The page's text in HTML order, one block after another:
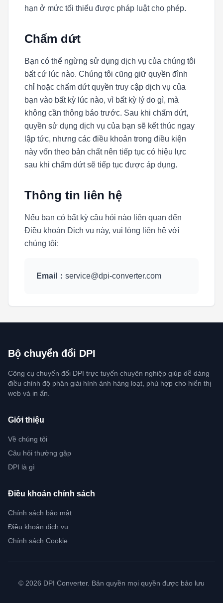
hạn ở mức tối thiểu được pháp luật cho phép.
Chấm dứt
Bạn có thể ngừng sử dụng dịch vụ của chúng tôi
bất cứ lúc nào. Chúng tôi cũng giữ quyền đình
chỉ hoặc chấm dứt quyền truy cập dịch vụ của
bạn vào bất kỳ lúc nào, vì bất kỳ lý do gì, mà
không cần thông báo trước. Sau khi chấm dứt,
quyền sử dụng dịch vụ của bạn sẽ kết thúc ngay
lập tức, nhưng các điều khoản trong điều kiện
này vốn theo bản chất nên tiếp tục có hiệu lực
sau khi chấm dứt sẽ tiếp tục được áp dụng.
Thông tin liên hệ
Nếu bạn có bất kỳ câu hỏi nào liên quan đến
Điều khoản Dịch vụ này, vui lòng liên hệ với
chúng tôi:
Email： service@dpi-converter.com
Bộ chuyển đổi DPI
Công cụ chuyển đổi DPI trực tuyến chuyên nghiệp giúp dễ dàng
điều chỉnh độ phân giải hình ảnh hàng loạt, phù hợp cho hiển thị
web và in ấn.
Giới thiệu
Về chúng tôi
Câu hỏi thường gặp
DPI là gì
Điều khoản chính sách
Chính sách bảo mật
Điều khoản dịch vụ
Chính sách Cookie
© 2026 DPI Converter. Bản quyền mọi quyền được bảo lưu